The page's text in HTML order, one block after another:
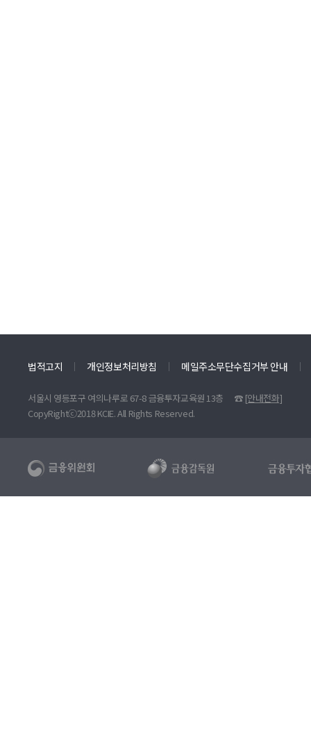
법적고지 개인정보처리방침 메일주소무단수집거부 안내
서울시 영등포구 여의나루로 67-8 금융투자교육원 13층 ☎ [안내전화]
CopyRightⓒ2018 KCIE. All Rights Reserved.